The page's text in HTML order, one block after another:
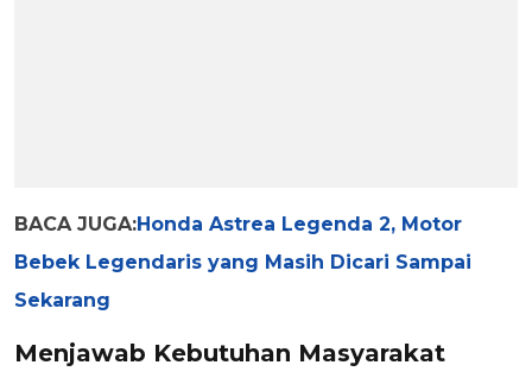
BACA JUGA:Honda Astrea Legenda 2, Motor
Bebek Legendaris yang Masih Dicari Sampai
Sekarang
Menjawab Kebutuhan Masyarakat